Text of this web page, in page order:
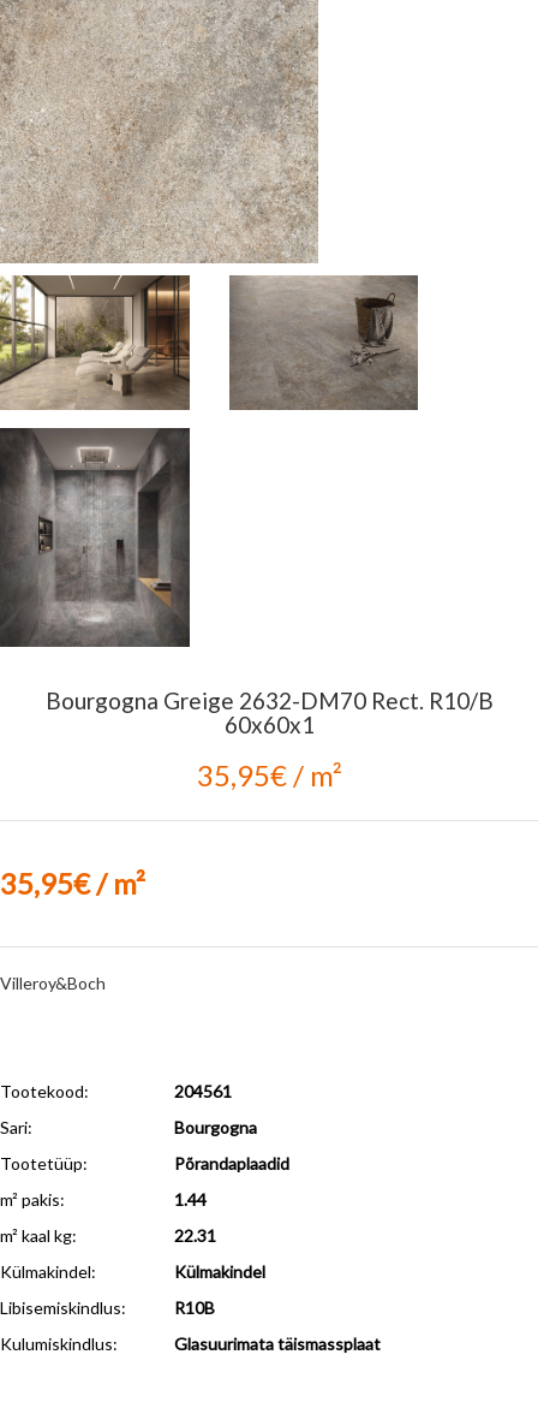
Bourgogna Greige 2632-DM70 Rect. R10/B
60x60x1
35,95€ / m²
35,95€ / m²
Villeroy&Boch
Tootekood:
204561
Sari:
Bourgogna
Tootetüüp:
Põrandaplaadid
m² pakis:
1.44
m² kaal kg:
22.31
Külmakindel:
Külmakindel
Libisemiskindlus:
R10B
Kulumiskindlus: Glasuurimata täismassplaat